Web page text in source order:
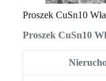
Proszek CuSn10
Proszek CuSn10